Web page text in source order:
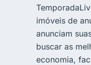
imóveis de
anunciam
buscar as
economia,